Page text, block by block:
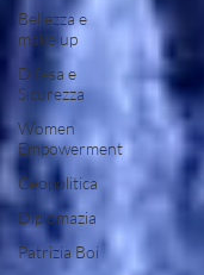
Bellezza e
make up
Difesa e
Sicurezza
Women
Empowerment
Geopolitica
Diplomazia
Patrizia Boi